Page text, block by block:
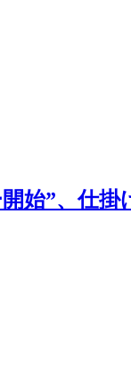
始”、仕掛